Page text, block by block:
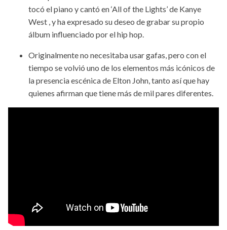
tocó el piano y cantó en ‘All of the Lights’ de Kanye
West , y ha expresado su deseo de grabar su propio
álbum influenciado por el hip hop.
Originalmente no necesitaba usar gafas, pero con el
tiempo se volvió uno de los elementos más icónicos de
la presencia escénica de Elton John, tanto así que hay
quienes afirman que tiene más de mil pares diferentes.